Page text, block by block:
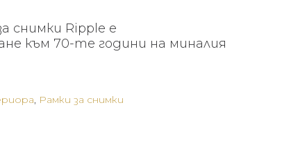
снимки Ripple е
към 70-те години на миналия
, Рамки за снимки